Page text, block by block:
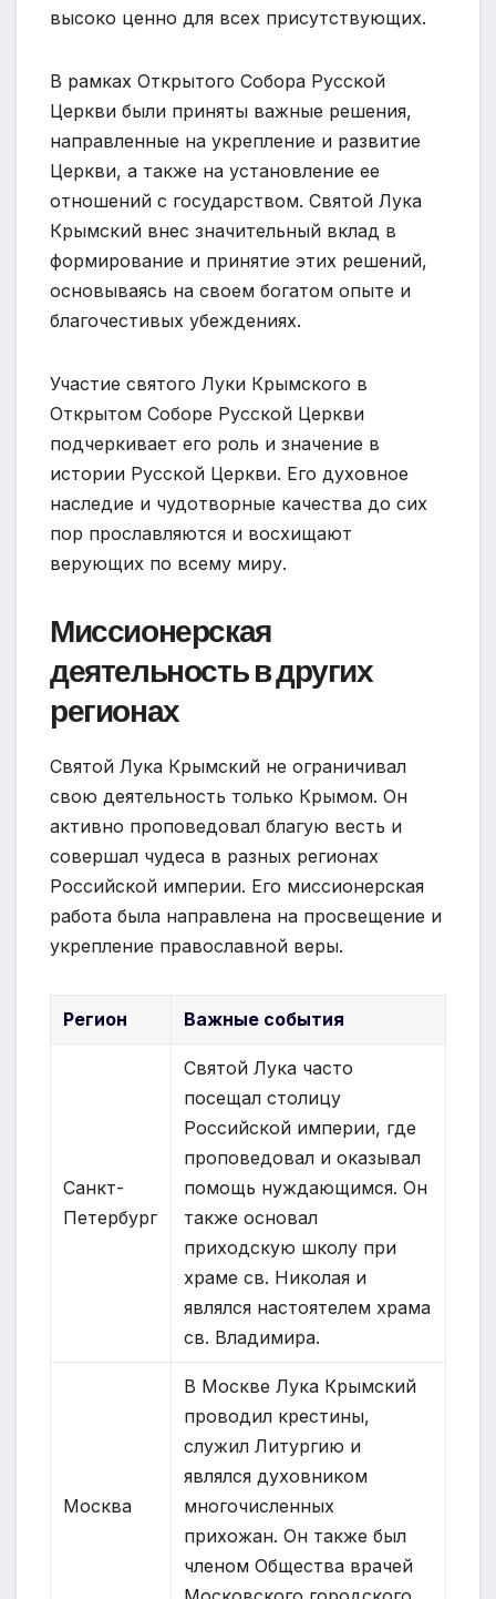
высоко ценно для всех присутствующих.
В рамках Открытого Собора Русской
Церкви были приняты важные решения,
направленные на укрепление и развитие
Церкви, а также на установление ее
отношений с государством. Святой Лука
Крымский внес значительный вклад в
формирование и принятие этих решений,
основываясь на своем богатом опыте и
благочестивых убеждениях.
Участие святого Луки Крымского в
Открытом Соборе Русской Церкви
подчеркивает его роль и значение в
истории Русской Церкви. Его духовное
наследие и чудотворные качества до сих
пор прославляются и восхищают
верующих по всему миру.
Миссионерская
деятельность в других
регионах
Святой Лука Крымский не ограничивал
свою деятельность только Крымом. Он
активно проповедовал благую весть и
совершал чудеса в разных регионах
Российской империи. Его миссионерская
работа была направлена на просвещение и
укрепление православной веры.
Регион Важные события
Санкт-
Петербург
Святой Лука часто
посещал столицу
Российской империи, где
проповедовал и оказывал
помощь нуждающимся. Он
также основал
приходскую школу при
храме св. Николая и
являлся настоятелем храма
св. Владимира.
Москва
В Москве Лука Крымский
проводил крестины,
служил Литургию и
являлся духовником
многочисленных
прихожан. Он также был
членом Общества врачей